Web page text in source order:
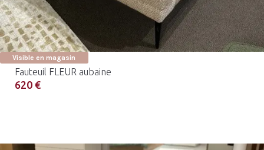
Visible en magasin
Fauteuil FLEUR aubaine
620 €